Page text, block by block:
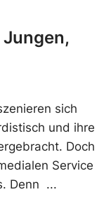
sich
und ihre
Doch
Service
Denn